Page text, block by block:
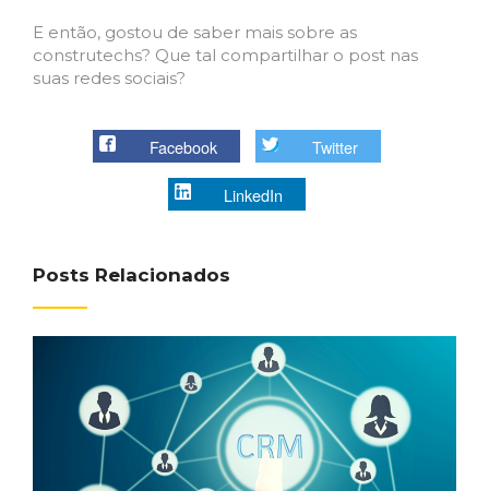
E então, gostou de saber mais sobre as
construtechs? Que tal compartilhar o post nas
suas redes sociais?
Facebook Twitter
LinkedIn
Posts Relacionados